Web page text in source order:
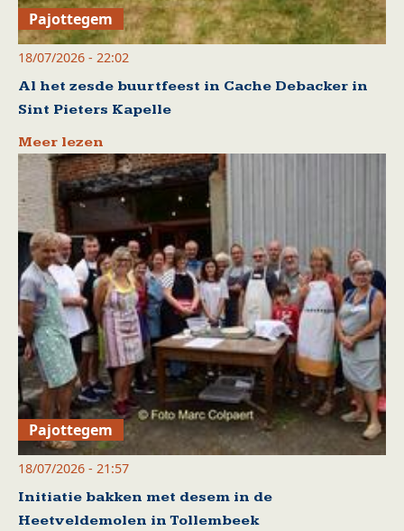
Pajottegem
18/07/2026 - 22:02
Al het zesde buurtfeest in Cache Debacker in
Sint Pieters Kapelle
Meer lezen
Pajottegem
18/07/2026 - 21:57
Initiatie bakken met desem in de
Heetveldemolen in Tollembeek